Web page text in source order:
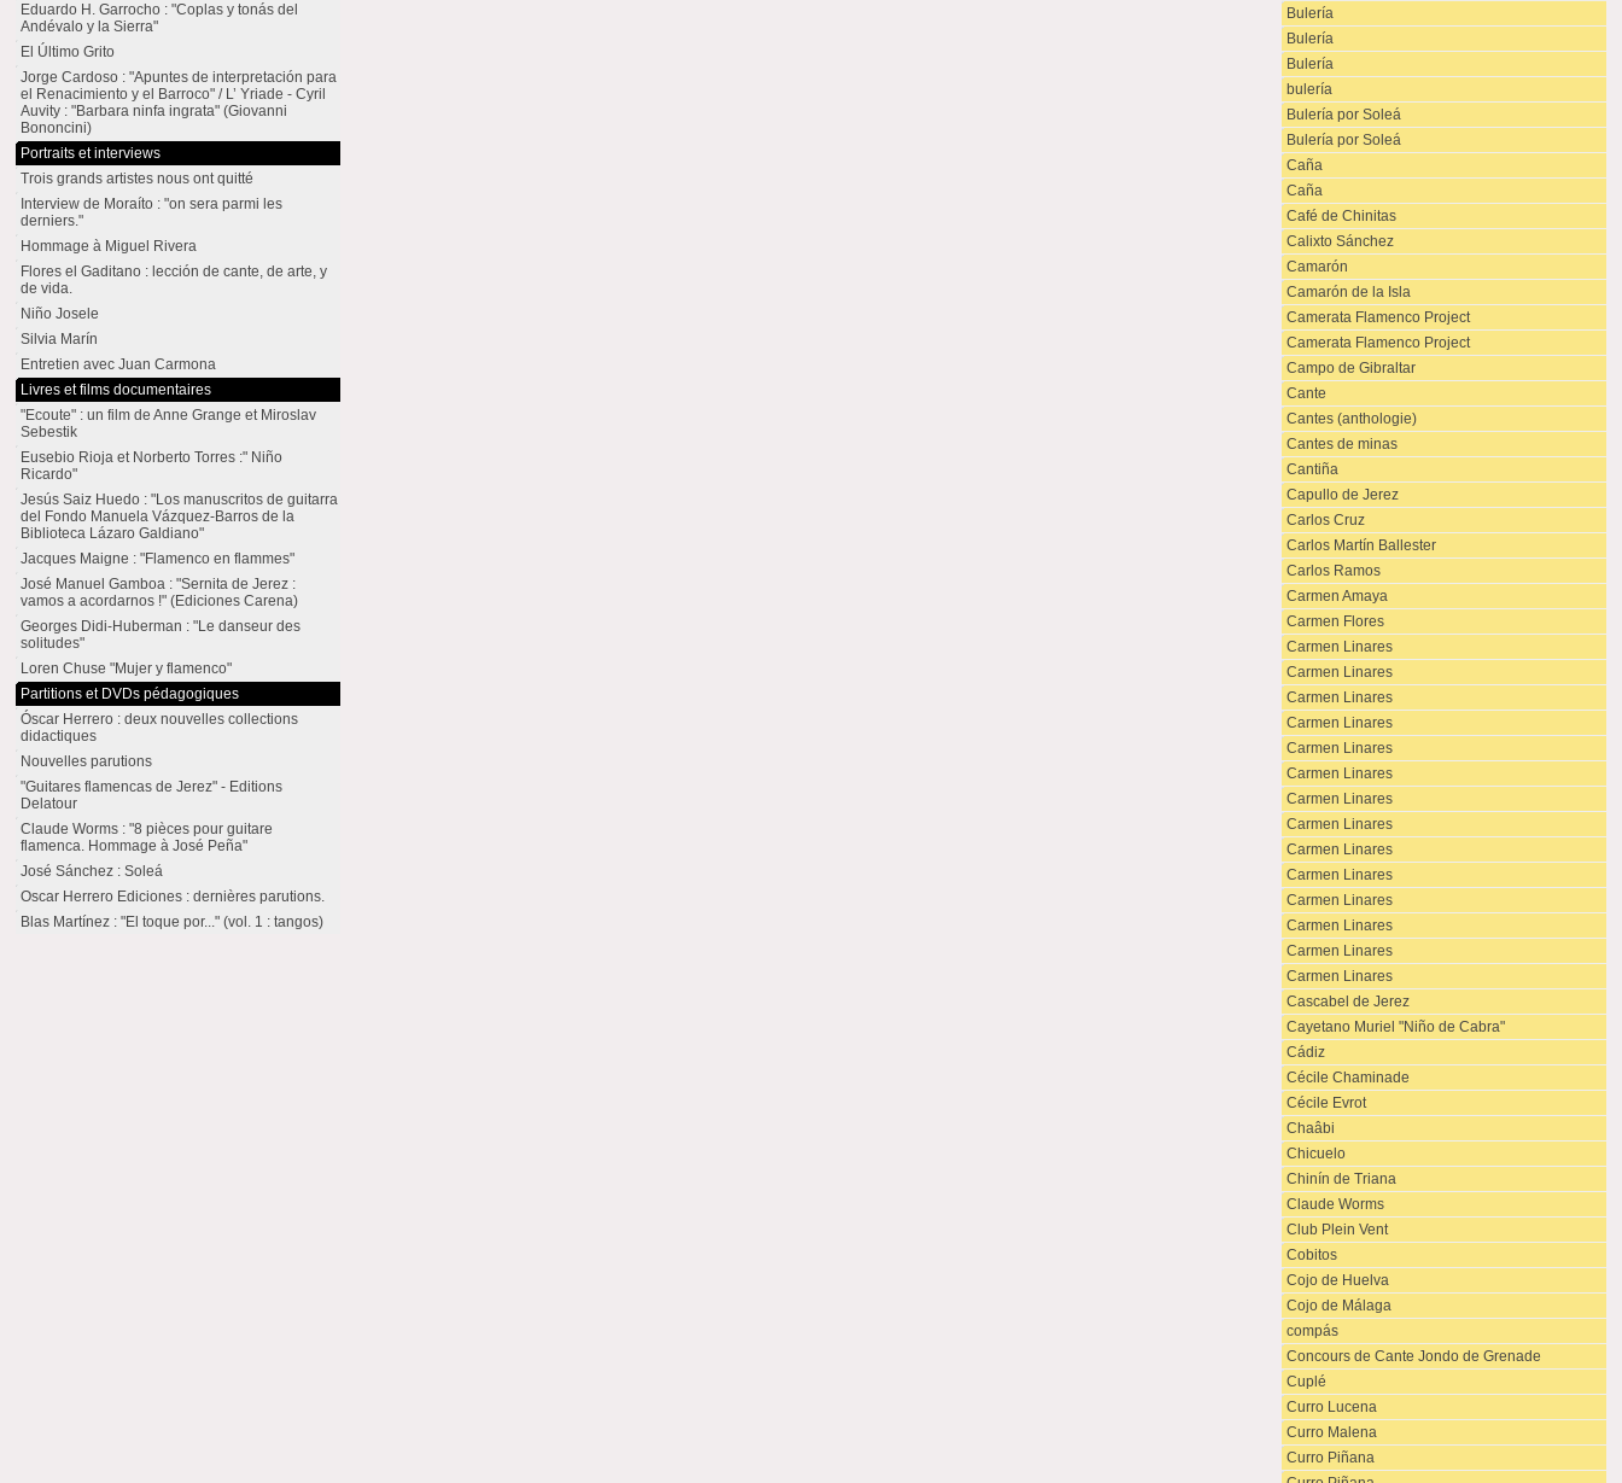
Bulería
Bulería
Bulería
bulería
Bulería por Soleá
Bulería por Soleá
Caña
Caña
Café de Chinitas
Calixto Sánchez
Camarón
Camarón de la Isla
Camerata Flamenco Project
Camerata Flamenco Project
Campo de Gibraltar
Cante
Cantes (anthologie)
Cantes de minas
Cantiña
Capullo de Jerez
Carlos Cruz
Carlos Martín Ballester
Carlos Ramos
Carmen Amaya
Carmen Flores
Carmen Linares
Carmen Linares
Carmen Linares
Carmen Linares
Carmen Linares
Carmen Linares
Carmen Linares
Carmen Linares
Carmen Linares
Carmen Linares
Carmen Linares
Carmen Linares
Carmen Linares
Carmen Linares
Cascabel de Jerez
Cayetano Muriel "Niño de Cabra"
Cádiz
Cécile Chaminade
Cécile Evrot
Chaâbi
Chicuelo
Chinín de Triana
Claude Worms
Club Plein Vent
Cobitos
Cojo de Huelva
Cojo de Málaga
compás
Concours de Cante Jondo de Grenade
Cuplé
Curro Lucena
Curro Malena
Curro Piñana
Eduardo H. Garrocho : "Coplas y tonás del
Andévalo y la Sierra"
El Último Grito
Jorge Cardoso : "Apuntes de interpretación para
el Renacimiento y el Barroco" / L’ Yriade - Cyril
Auvity : "Barbara ninfa ingrata" (Giovanni
Bononcini)
Portraits et interviews
Trois grands artistes nous ont quitté
Interview de Moraíto : "on sera parmi les
derniers."
Hommage à Miguel Rivera
Flores el Gaditano : lección de cante, de arte, y
de vida.
Niño Josele
Silvia Marín
Entretien avec Juan Carmona
Livres et films documentaires
"Ecoute" : un film de Anne Grange et Miroslav
Sebestik
Eusebio Rioja et Norberto Torres :" Niño
Ricardo"
Jesús Saiz Huedo : "Los manuscritos de guitarra
del Fondo Manuela Vázquez-Barros de la
Biblioteca Lázaro Galdiano"
Jacques Maigne : "Flamenco en flammes"
José Manuel Gamboa : "Sernita de Jerez :
vamos a acordarnos !" (Ediciones Carena)
Georges Didi-Huberman : "Le danseur des
solitudes"
Loren Chuse "Mujer y flamenco"
Partitions et DVDs pédagogiques
Óscar Herrero : deux nouvelles collections
didactiques
Nouvelles parutions
"Guitares flamencas de Jerez" - Editions
Delatour
Claude Worms : "8 pièces pour guitare
flamenca. Hommage à José Peña"
José Sánchez : Soleá
Oscar Herrero Ediciones : dernières parutions.
Blas Martínez : "El toque por..." (vol. 1 : tangos)